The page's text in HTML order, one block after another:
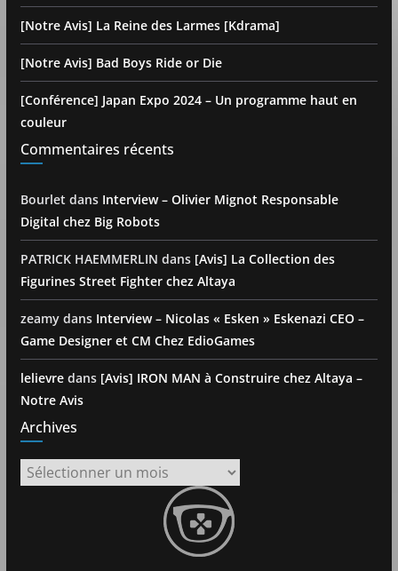
[Notre Avis] La Reine des Larmes [Kdrama]
[Notre Avis] Bad Boys Ride or Die
[Conférence] Japan Expo 2024 – Un programme haut en
couleur
Commentaires récents
Bourlet dans Interview – Olivier Mignot Responsable
Digital chez Big Robots
PATRICK HAEMMERLIN dans [Avis] La Collection des
Figurines Street Fighter chez Altaya
zeamydans Interview – Nicolas « Esken » Eskenazi CEO –
Game Designer et CM Chez EdioGames
lelievredans [Avis] IRON MAN à Construire chez Altaya –
Notre Avis
Archives
Archives